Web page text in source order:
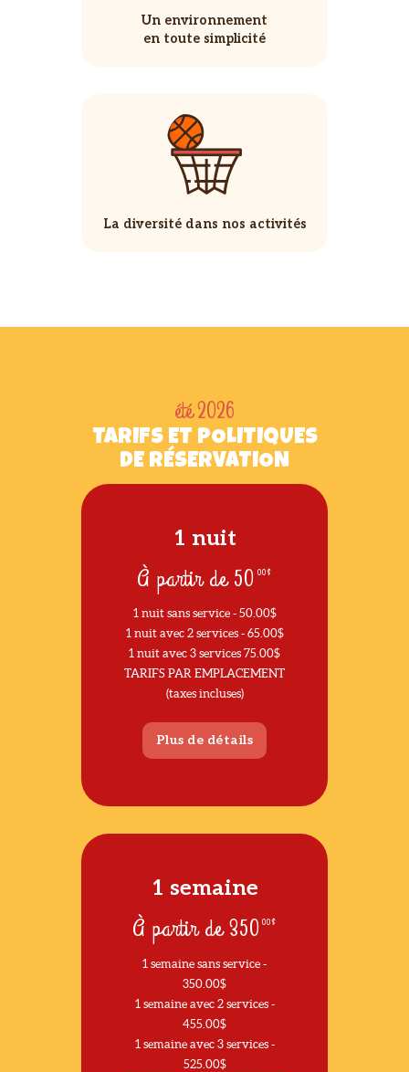
Un environnement
en toute simplicité
La diversité dans nos activités
été 2026
TARIFS ET POLITIQUES
DE RÉSERVATION
1 nuit
À partir de50 00$
1 nuit sans service - 50.00$
1 nuit avec 2 services - 65.00$
1 nuit avec 3 services 75.00$
TARIFS PAR EMPLACEMENT
(taxes incluses)
Plus de détails
1 semaine
À partir de350 00$
1 semaine sans service -
350.00$
1 semaine avec 2 services -
455.00$
1 semaine avec 3 services -
525.00$